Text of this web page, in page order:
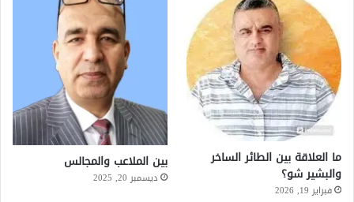
ما العلاقة بين الطائر الساخر
والبشير شو؟
فبراير 19, 2026
بين الملاعب والمجالس
ديسمبر 20, 2025